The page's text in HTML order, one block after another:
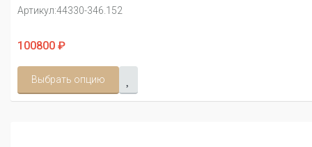
Артикул:44330-346.152
100800 ₽
Выбрать опцию